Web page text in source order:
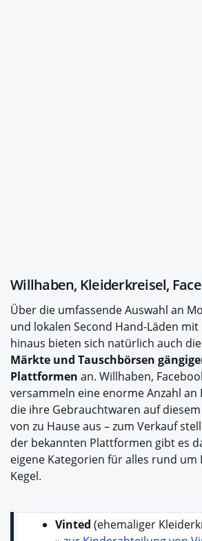
Willhaben, Kleiderkreisel,
Über die umfassende Auswahl an
und lokalen Second Hand-Läden
hinaus bieten sich natürlich auch
Märkte und Tauschbörsen
Plattformen an. Willhaben,
versammeln eine enorme Anzahl an
die ihre Gebrauchtwaren auf
von zu Hause aus – zum Verkauf
der bekannten Plattformen gibt es
eigene Kategorien für alles rund um
Kegel.
Vinted (ehemaliger